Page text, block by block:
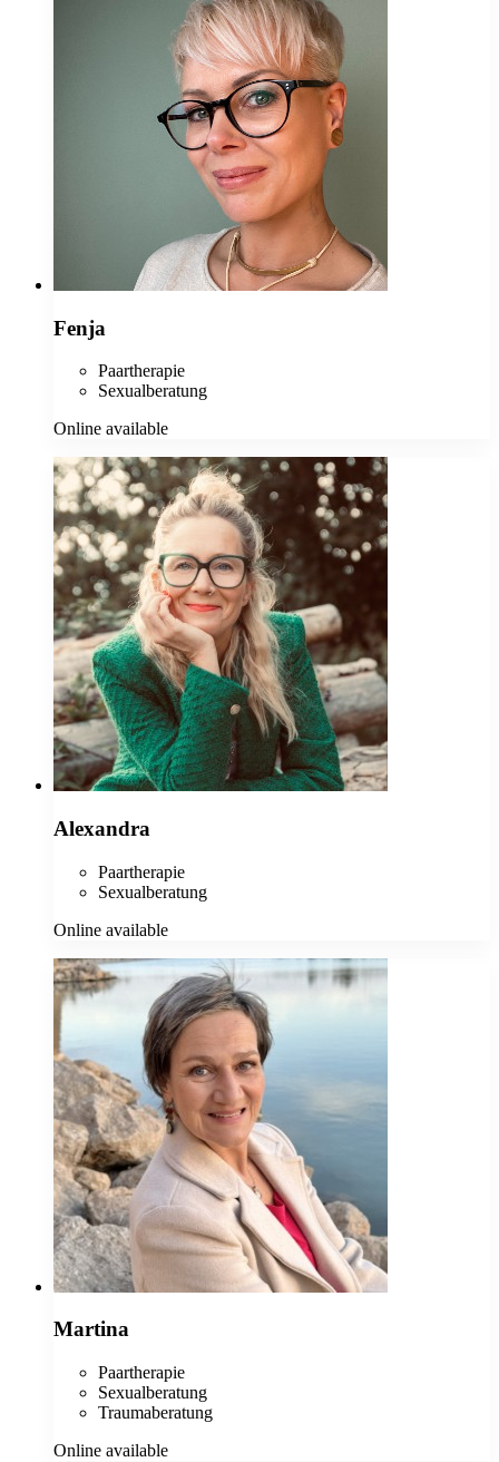
Fenja
Paartherapie
Sexualberatung
Online available
Alexandra
Paartherapie
Sexualberatung
Online available
Martina
Paartherapie
Sexualberatung
Traumaberatung
Online available